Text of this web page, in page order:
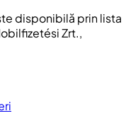
disponibilă prin lista
Zrt.,